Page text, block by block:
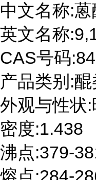
中文名称:蒽
英文名称
CAS号码
产品类别:
外观与性状
密度:1.438
沸点:379-
熔点:284-